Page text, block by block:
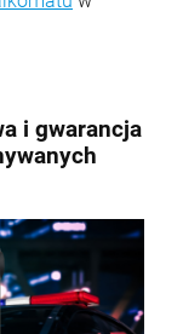
i gwarancja